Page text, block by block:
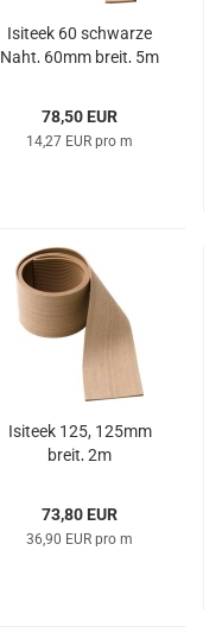
Isi­teek 60 schwar­ze
Naht, 60mm breit, 5m
78,50 EUR
14,27 EUR pro m
Isi­teek 125, 125mm
breit, 2m
73,80 EUR
36,90 EUR pro m